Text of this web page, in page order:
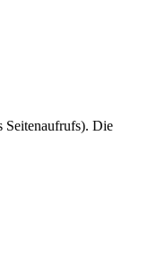
Seitenaufrufs). Die